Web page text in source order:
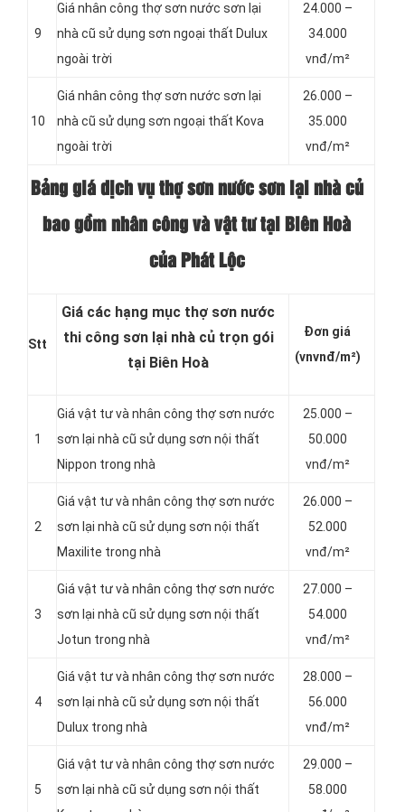
9
Giá nhân công thợ sơn nước sơn lại
nhà cũ sử dụng sơn ngoại thất Dulux
ngoài trời
24.000 –
34.000
vnđ/m²
10
Giá nhân công thợ sơn nước sơn lại
nhà cũ sử dụng sơn ngoại thất Kova
ngoài trời
26.000 –
35.000
vnđ/m²
Bảng giá dịch vụ thợ sơn nước sơn lại nhà củ
bao gồm nhân công và vật tư tại Biên Hoà
của Phát Lộc
Stt
Giá các hạng mục thợ sơn nước
thi công sơn lại nhà củ trọn gói
tại Biên Hoà
Đơn giá
(vnvnđ/m²)
1
Giá vật tư và nhân công thợ sơn nước
sơn lại nhà cũ sử dụng sơn nội thất
Nippon trong nhà
25.000 –
50.000
vnđ/m²
2
Giá vật tư và nhân công thợ sơn nước
sơn lại nhà cũ sử dụng sơn nội thất
Maxilite trong nhà
26.000 –
52.000
vnđ/m²
3
Giá vật tư và nhân công thợ sơn nước
sơn lại nhà cũ sử dụng sơn nội thất
Jotun trong nhà
27.000 –
54.000
vnđ/m²
4
Giá vật tư và nhân công thợ sơn nước
sơn lại nhà cũ sử dụng sơn nội thất
Dulux trong nhà
28.000 –
56.000
vnđ/m²
5
Giá vật tư và nhân công thợ sơn nước
sơn lại nhà cũ sử dụng sơn nội thất
29.000 –
58.000